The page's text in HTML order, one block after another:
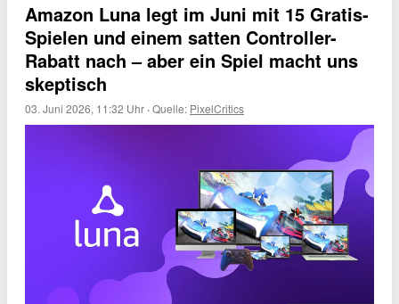
Amazon Luna legt im Juni mit 15 Gratis-
Spielen und einem satten Controller-
Rabatt nach – aber ein Spiel macht uns
skeptisch
03. Juni 2026, 11:32 Uhr ·Quelle: PixelCritics